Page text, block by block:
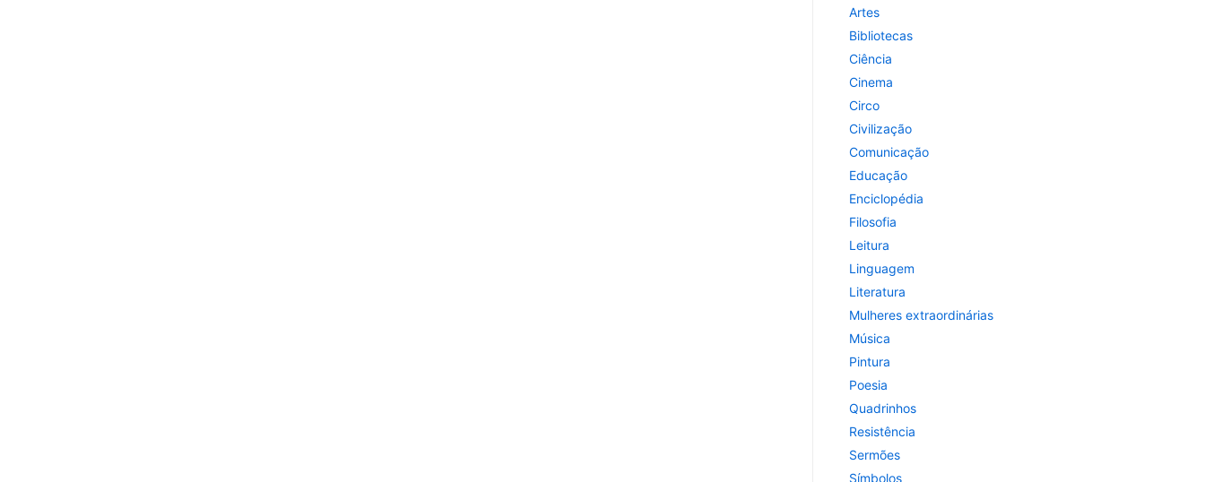
Artes
Bibliotecas
Ciência
Cinema
Circo
Civilização
Comunicação
Educação
Enciclopédia
Filosofia
Leitura
Linguagem
Literatura
Mulheres extraordinárias
Música
Pintura
Poesia
Quadrinhos
Resistência
Sermões
Símbolos